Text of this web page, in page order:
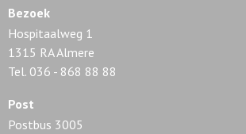
Bezoek
Hospitaalweg 1
1315 RA Almere
Tel. 036 - 868 88 88
Post
Postbus 3005